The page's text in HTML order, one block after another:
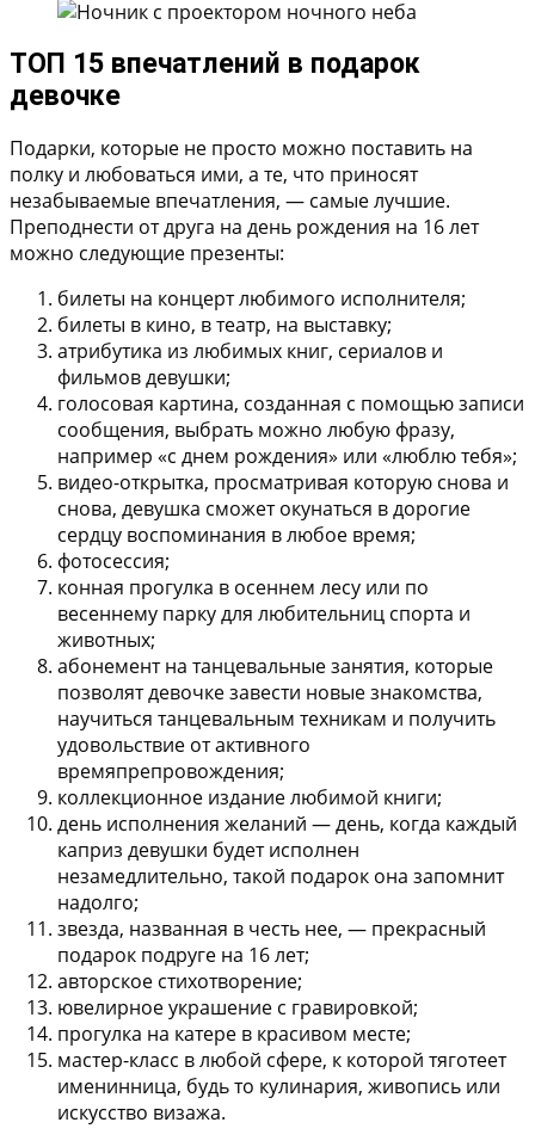
ТОП 15 впечатлений в подарок
девочке
Подарки, которые не просто можно поставить на
полку и любоваться ими, а те, что приносят
незабываемые впечатления, — самые лучшие.
Преподнести от друга на день рождения на 16 лет
можно следующие презенты:
билеты на концерт любимого исполнителя;
билеты в кино, в театр, на выставку;
атрибутика из любимых книг, сериалов и
фильмов девушки;
голосовая картина, созданная с помощью записи
сообщения, выбрать можно любую фразу,
например «с днем рождения» или «люблю тебя»;
видео-открытка, просматривая которую снова и
снова, девушка сможет окунаться в дорогие
сердцу воспоминания в любое время;
фотосессия;
конная прогулка в осеннем лесу или по
весеннему парку для любительниц спорта и
животных;
абонемент на танцевальные занятия, которые
позволят девочке завести новые знакомства,
научиться танцевальным техникам и получить
удовольствие от активного
времяпрепровождения;
коллекционное издание любимой книги;
день исполнения желаний — день, когда каждый
каприз девушки будет исполнен
незамедлительно, такой подарок она запомнит
надолго;
звезда, названная в честь нее, — прекрасный
подарок подруге на 16 лет;
авторское стихотворение;
ювелирное украшение с гравировкой;
прогулка на катере в красивом месте;
мастер-класс в любой сфере, к которой тяготеет
именинница, будь то кулинария, живопись или
искусство визажа.